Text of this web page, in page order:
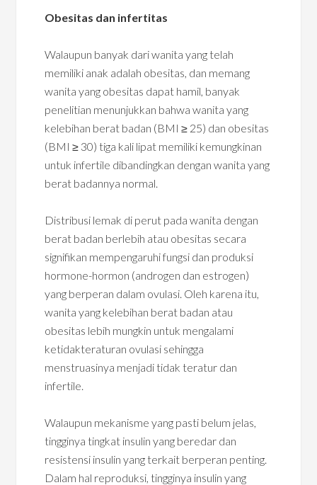
Obesitas dan infertitas
Walaupun banyak dari wanita yang telah
memiliki anak adalah obesitas, dan memang
wanita yang obesitas dapat hamil, banyak
penelitian menunjukkan bahwa wanita yang
kelebihan berat badan (BMI ≥ 25) dan obesitas
(BMI ≥ 30) tiga kali lipat memiliki kemungkinan
untuk infertile dibandingkan dengan wanita yang
berat badannya normal.
Distribusi lemak di perut pada wanita dengan
berat badan berlebih atau obesitas secara
signifikan mempengaruhi fungsi dan produksi
hormone-hormon (androgen dan estrogen)
yang berperan dalam ovulasi. Oleh karena itu,
wanita yang kelebihan berat badan atau
obesitas lebih mungkin untuk mengalami
ketidakteraturan ovulasi sehingga
menstruasinya menjadi tidak teratur dan
infertile.
Walaupun mekanisme yang pasti belum jelas,
tingginya tingkat insulin yang beredar dan
resistensi insulin yang terkait berperan penting.
Dalam hal reproduksi, tingginya insulin yang